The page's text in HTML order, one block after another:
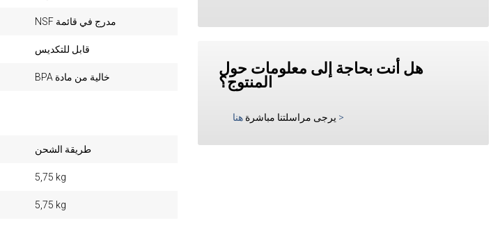
NSF مدرج في قائمة
قابل للتكديس
BPA خالية من مادة
طريقة الشحن
5,75 kg
5,75 kg
هل أنت بحاجة إلى معلومات حول
المنتوج؟
يرجى مراسلتنا مباشرة هنا >